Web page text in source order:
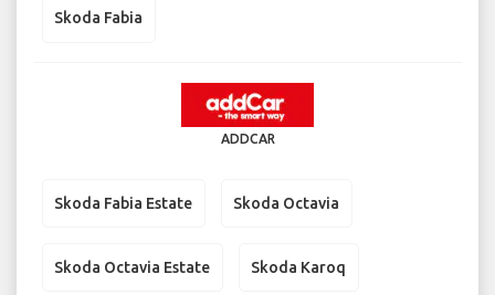
Skoda Fabia
ADDCAR
Skoda Fabia Estate Skoda Octavia
Skoda Octavia Estate Skoda Karoq